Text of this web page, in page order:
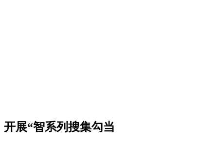
开展“智系列搜集勾当